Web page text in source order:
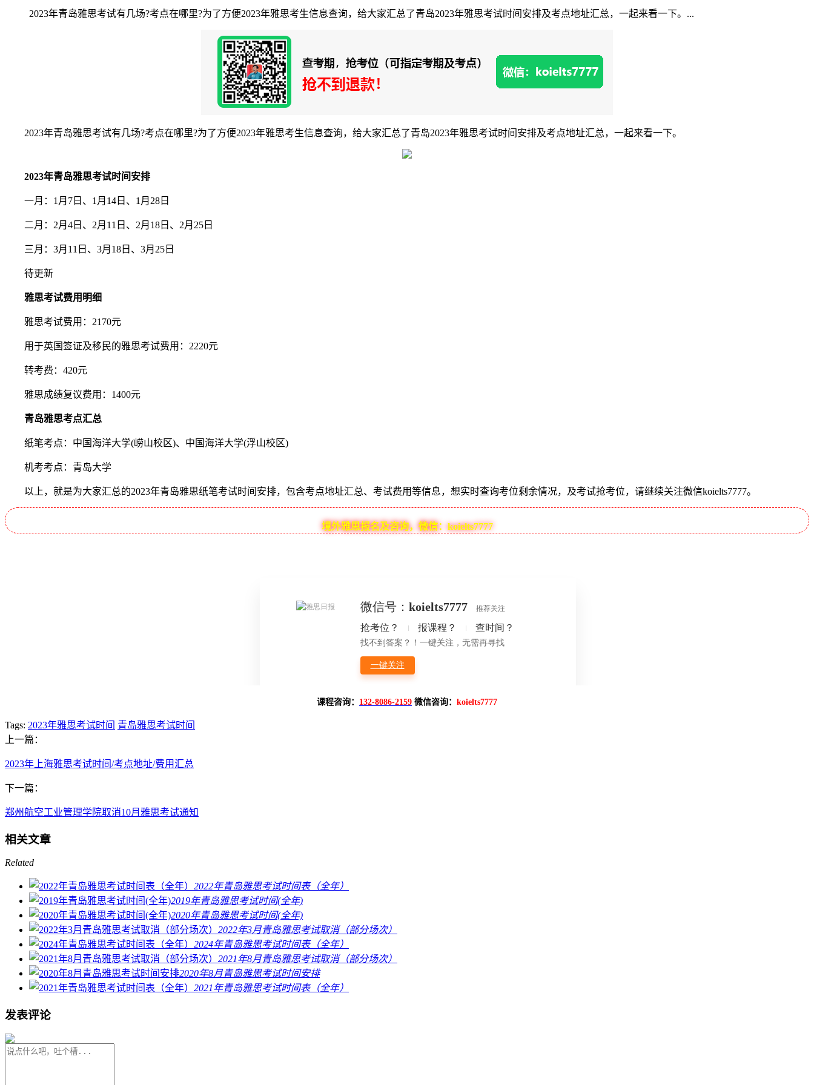
2023年青岛雅思考试有几场?考点在哪里?为了方便2023年雅思考生信息查询，给大家汇总了青岛2023年雅思考试时间安排及考点地址汇总，一起来看一下。...
2023年青岛雅思考试有几场?考点在哪里?为了方便2023年雅思考生信息查询，给大家汇总了青岛2023年雅思考试时间安排及考点地址汇总，一起来看一下。
2023年青岛雅思考试时间安排
一月：1月7日、1月14日、1月28日
二月：2月4日、2月11日、2月18日、2月25日
三月：3月11日、3月18日、3月25日
待更新
雅思考试费用明细
雅思考试费用：2170元
用于英国签证及移民的雅思考试费用：2220元
转考费：420元
雅思成绩复议费用：1400元
青岛雅思考点汇总
纸笔考点：中国海洋大学(崂山校区)、中国海洋大学(浮山校区)
机考考点：青岛大学
以上，就是为大家汇总的2023年青岛雅思纸笔考试时间安排，包含考点地址汇总、考试费用等信息，想实时查询考位剩余情况，及考试抢考位，请继续关注微信koielts7777。
境外雅思报名及咨询，微信：koielts7777
课程咨询： 132-8086-2159 微信咨询： koielts7777
Tags: 2023年雅思考试时间 青岛雅思考试时间
上一篇：
2023年上海雅思考试时间/考点地址/费用汇总
下一篇：
郑州航空工业管理学院取消10月雅思考试通知
相关文章
Related
2022年青岛雅思考试时间表（全年）
2019年青岛雅思考试时间(全年)
2020年青岛雅思考试时间(全年)
2022年3月青岛雅思考试取消（部分场次）
2024年青岛雅思考试时间表（全年）
2021年8月青岛雅思考试取消（部分场次）
2020年8月青岛雅思考试时间安排
2021年青岛雅思考试时间表（全年）
发表评论